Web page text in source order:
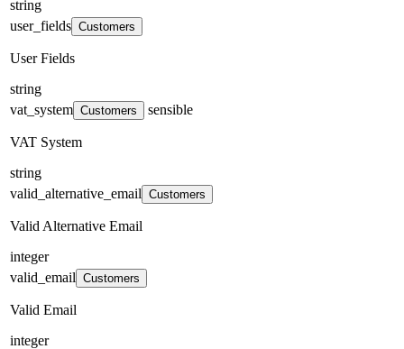
string
user_fields Customers
User Fields
string
vat_system Customers sensible
VAT System
string
valid_alternative_email Customers
Valid Alternative Email
integer
valid_email Customers
Valid Email
integer